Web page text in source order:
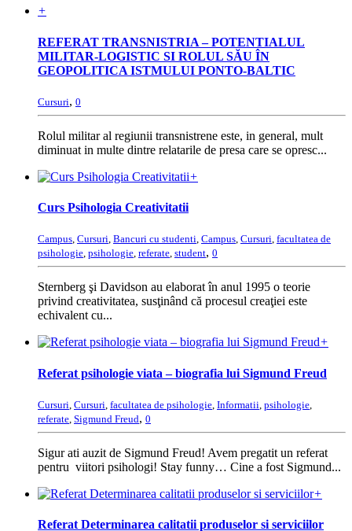
+
REFERAT TRANSNISTRIA – POTENTIALUL
MILITAR-LOGISTIC SI ROLUL SĂU ÎN
GEOPOLITICA ISTMULUI PONTO-BALTIC
Cursuri, 0
Rolul militar al regiunii transnistrene este, in general, mult
diminuat in multe dintre relatarile de presa care se opresc...
+
Curs Psihologia Creativitatii
Campus, Cursuri, Bancuri cu studenti, Campus, Cursuri, facultatea de
psihologie, psihologie, referate, student, 0
Sternberg şi Davidson au elaborat în anul 1995 o teorie
privind creativitatea, susţinând că procesul creaţiei este
echivalent cu...
+
Referat psihologie viata – biografia lui Sigmund Freud
Cursuri Cursuri facultatea de psihologie Informatii psihologie
referate Sigmund Freud, 0
Sigur ati auzit de Sigmund Freud! Avem pregatit un referat
pentru viitori psihologi! Stay funny… Cine a fost Sigmund...
+
Referat Determinarea calitatii produselor si serviciilor